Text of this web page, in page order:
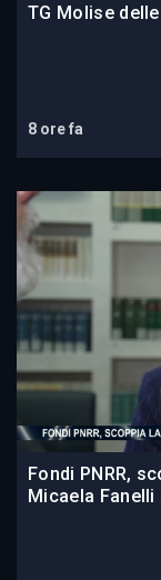
TG Molise
8 ore fa
Fondi PNRR,
Micaela